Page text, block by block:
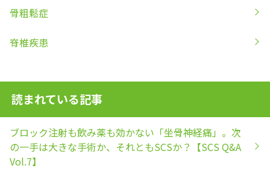
骨粗鬆症
脊椎疾患
読まれている記事
ブロック注射も飲み薬も効かない「坐骨神経痛」。次
の一手は大きな手術か、それともSCSか？【SCS Q&A
Vol.7】